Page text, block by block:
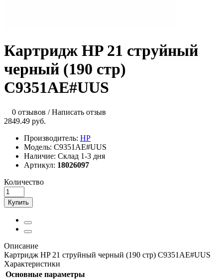
Картридж HP 21 струйный
черный (190 стр)
C9351AE#UUS
0 отзывов /Написать отзыв
2849.49 руб.
Производитель: HP
Модель: C9351AE#UUS
Наличие: Склад 1-3 дня
Артикул: 18026097
Количество
Купить
Описание
Картридж HP 21 струйный черный (190 стр) C9351AE#UUS
Характеристики
Основные параметры